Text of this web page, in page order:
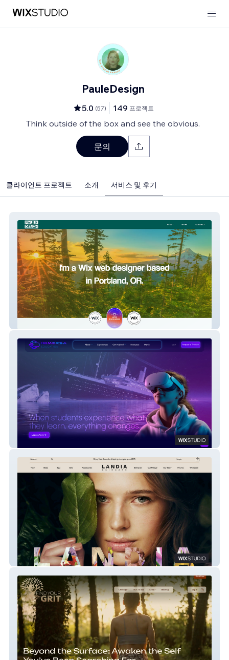
PauleDesign
5.0 (57) 149 프로젝트
Think outside of the box and see the obvious.
문의
클라이언트 프로젝트 소개 서비스 및 후기
Immersa Education
Landia Skincare